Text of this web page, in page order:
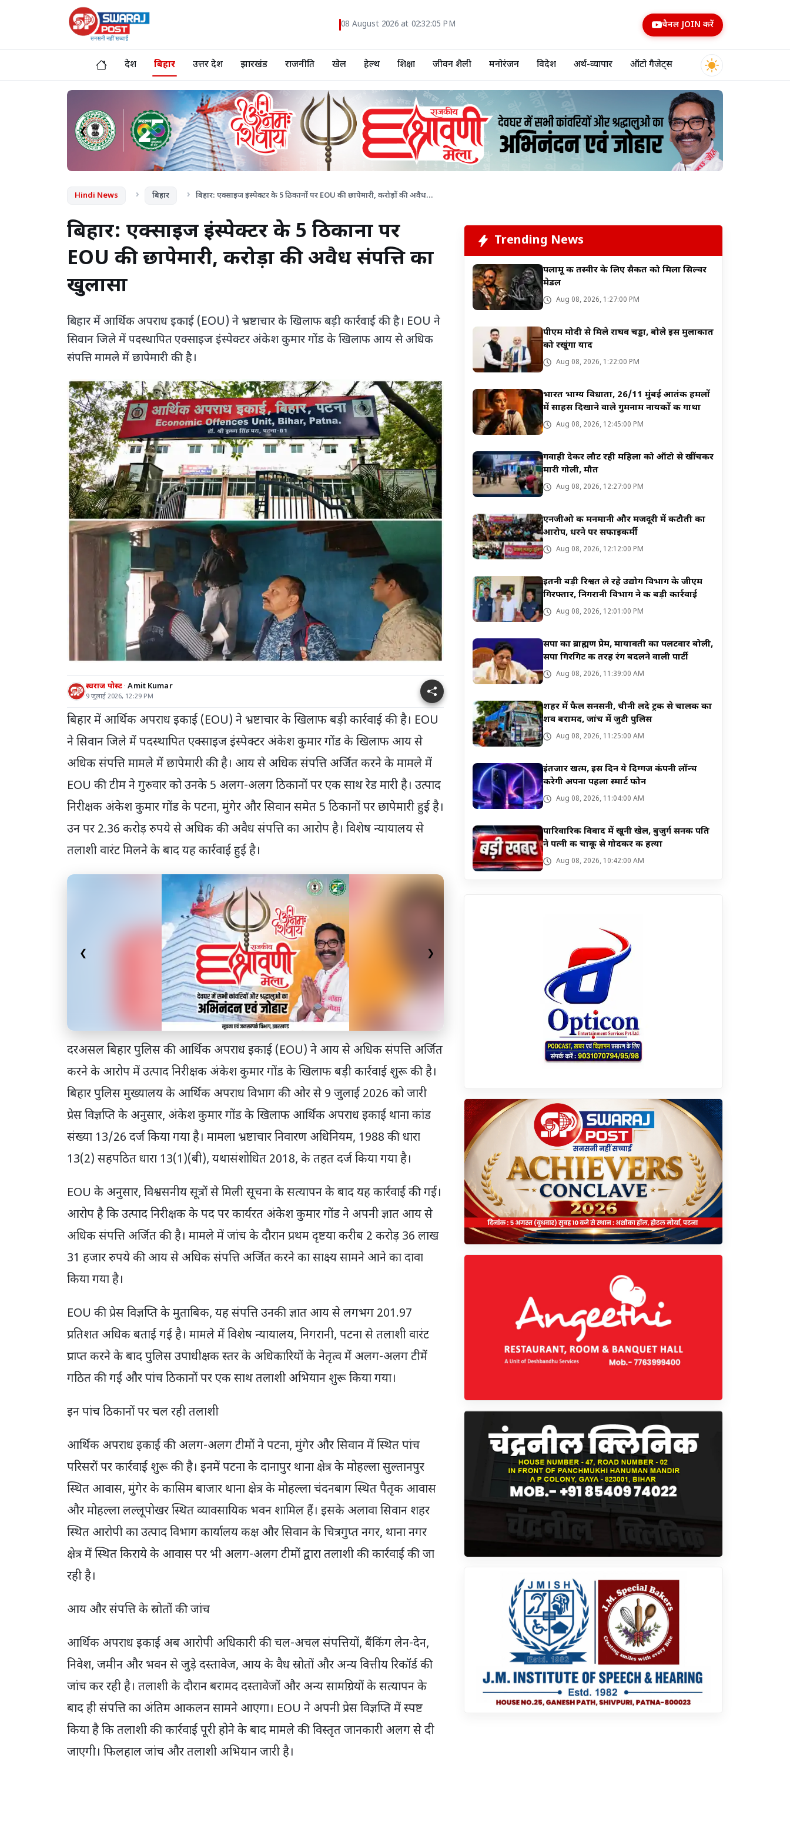
08 August 2026 at 02:32:06 PM चैनल JOIN करें
देश बिहार उत्तर प्रदेश झारखंड राजनीति खेल हेल्थ शिक्षा जीवन शैली मनोरंजन विदेश अर्थ-व्यापार ऑटो गैजेट्स
❮ ❯
Hindi News बिहार बिहार: एक्साइज इंस्पेक्टर के 5 ठिकानों पर EOU की छापेमारी, करोड़ों की अवैध...
बिहार: एक्साइज इंस्पेक्टर के 5 ठिकानों पर
EOU की छापेमारी, करोड़ों की अवैध संपत्ति का
खुलासा
बिहार में आर्थिक अपराध इकाई (EOU) ने भ्रष्टाचार के खिलाफ बड़ी कार्रवाई की है। EOU ने
सिवान जिले में पदस्थापित एक्साइज इंस्पेक्टर अंकेश कुमार गोंड के खिलाफ आय से अधिक
संपत्ति मामले में छापेमारी की है।
स्वराज पोस्ट Amit Kumar
9 जुलाई 2026, 12:29 PM
बिहार में आर्थिक अपराध इकाई (EOU) ने भ्रष्टाचार के खिलाफ बड़ी कार्रवाई की है। EOU
ने सिवान जिले में पदस्थापित एक्साइज इंस्पेक्टर अंकेश कुमार गोंड के खिलाफ आय से
अधिक संपत्ति मामले में छापेमारी की है। आय से अधिक संपत्ति अर्जित करने के मामले में
EOU की टीम ने गुरुवार को उनके 5 अलग-अलग ठिकानों पर एक साथ रेड मारी है। उत्पाद
निरीक्षक अंकेश कुमार गोंड के पटना, मुंगेर और सिवान समेत 5 ठिकानों पर छापेमारी हुई है।
उन पर 2.36 करोड़ रुपये से अधिक की अवैध संपत्ति का आरोप है। विशेष न्यायालय से
तलाशी वारंट मिलने के बाद यह कार्रवाई हुई है।
❮ ❯
दरअसल बिहार पुलिस की आर्थिक अपराध इकाई (EOU) ने आय से अधिक संपत्ति अर्जित
करने के आरोप में उत्पाद निरीक्षक अंकेश कुमार गोंड के खिलाफ बड़ी कार्रवाई शुरू की है।
बिहार पुलिस मुख्यालय के आर्थिक अपराध विभाग की ओर से 9 जुलाई 2026 को जारी
प्रेस विज्ञप्ति के अनुसार, अंकेश कुमार गोंड के खिलाफ आर्थिक अपराध इकाई थाना कांड
संख्या 13/26 दर्ज किया गया है। मामला भ्रष्टाचार निवारण अधिनियम, 1988 की धारा
13(2) सहपठित धारा 13(1)(बी), यथासंशोधित 2018, के तहत दर्ज किया गया है।
EOU के अनुसार, विश्वसनीय सूत्रों से मिली सूचना के सत्यापन के बाद यह कार्रवाई की गई।
आरोप है कि उत्पाद निरीक्षक के पद पर कार्यरत अंकेश कुमार गोंड ने अपनी ज्ञात आय से
अधिक संपत्ति अर्जित की है। मामले में जांच के दौरान प्रथम दृष्टया करीब 2 करोड़ 36 लाख
31 हजार रुपये की आय से अधिक संपत्ति अर्जित करने का साक्ष्य सामने आने का दावा
किया गया है।
EOU की प्रेस विज्ञप्ति के मुताबिक, यह संपत्ति उनकी ज्ञात आय से लगभग 201.97
प्रतिशत अधिक बताई गई है। मामले में विशेष न्यायालय, निगरानी, पटना से तलाशी वारंट
प्राप्त करने के बाद पुलिस उपाधीक्षक स्तर के अधिकारियों के नेतृत्व में अलग-अलग टीमें
गठित की गईं और पांच ठिकानों पर एक साथ तलाशी अभियान शुरू किया गया।
इन पांच ठिकानों पर चल रही तलाशी
आर्थिक अपराध इकाई की अलग-अलग टीमों ने पटना, मुंगेर और सिवान में स्थित पांच
परिसरों पर कार्रवाई शुरू की है। इनमें पटना के दानापुर थाना क्षेत्र के मोहल्ला सुल्तानपुर
स्थित आवास, मुंगेर के कासिम बाजार थाना क्षेत्र के मोहल्ला चंदनबाग स्थित पैतृक आवास
और मोहल्ला लल्लूपोखर स्थित व्यावसायिक भवन शामिल हैं। इसके अलावा सिवान शहर
स्थित आरोपी का उत्पाद विभाग कार्यालय कक्ष और सिवान के चित्रगुप्त नगर, थाना नगर
क्षेत्र में स्थित किराये के आवास पर भी अलग-अलग टीमों द्वारा तलाशी की कार्रवाई की जा
रही है।
आय और संपत्ति के स्रोतों की जांच
आर्थिक अपराध इकाई अब आरोपी अधिकारी की चल-अचल संपत्तियों, बैंकिंग लेन-देन,
निवेश, जमीन और भवन से जुड़े दस्तावेज, आय के वैध स्रोतों और अन्य वित्तीय रिकॉर्ड की
जांच कर रही है। तलाशी के दौरान बरामद दस्तावेजों और अन्य सामग्रियों के सत्यापन के
बाद ही संपत्ति का अंतिम आकलन सामने आएगा। EOU ने अपनी प्रेस विज्ञप्ति में स्पष्ट
किया है कि तलाशी की कार्रवाई पूरी होने के बाद मामले की विस्तृत जानकारी अलग से दी
जाएगी। फिलहाल जांच और तलाशी अभियान जारी है।
Trending News
पलामू की तस्वीर के लिए सैकत को मिला सिल्वर
मेडल
Aug 08, 2026, 1:27:00 PM
पीएम मोदी से मिले राघव चड्डा, बोले इस मुलाकात
को रखूंगा याद
Aug 08, 2026, 1:22:00 PM
भारत भाग्य विधाता, 26/11 मुंबई आतंकी हमलों
में साहस दिखाने वाले गुमनाम नायकों की गाथा
Aug 08, 2026, 12:45:00 PM
गवाही देकर लौट रही महिला को ऑटो से खींचकर
मारी गोली, मौत
Aug 08, 2026, 12:27:00 PM
एनजीओ की मनमानी और मजदूरी में कटौती का
आरोप, धरने पर सफाइकर्मी
Aug 08, 2026, 12:12:00 PM
इतनी बड़ी रिश्वत ले रहे उद्योग विभाग के जीएम
गिरफ्तार, निगरानी विभाग ने की बड़ी कार्रवाई
Aug 08, 2026, 12:01:00 PM
सपा का ब्राह्मण प्रेम, मायावती का पलटवार बोली,
सपा गिरगिट की तरह रंग बदलने वाली पार्टी
Aug 08, 2026, 11:39:00 AM
शहर में फैल सनसनी, चीनी लदे ट्रक से चालक का
शव बरामद, जांच में जुटी पुलिस
Aug 08, 2026, 11:25:00 AM
इंतजार खत्म, इस दिन ये दिग्गज कंपनी लॉन्च
करेगी अपना पहला स्मार्ट फोन
Aug 08, 2026, 11:04:00 AM
पारिवारिक विवाद में खूनी खेल, बुजुर्ग सनकी पति
ने पत्नी की चाकू से गोदकर की हत्या
Aug 08, 2026, 10:42:00 AM